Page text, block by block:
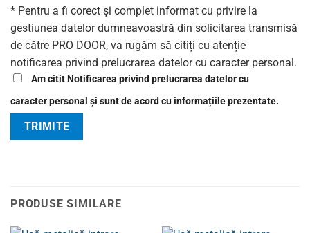
* Pentru a fi corect și complet informat cu privire la
gestiunea datelor dumneavoastră din solicitarea transmisă
de către PRO DOOR, va rugăm să citiți cu atenție
notificarea privind prelucrarea datelor cu caracter personal.
Am citit Notificarea privind prelucrarea datelor cu
caracter personal și sunt de acord cu informațiile prezentate.
PRODUSE SIMILARE